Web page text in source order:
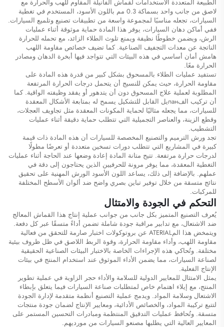
الطبيعة المتعددة الاستخدامات لقماش الفانيلة المقاوم للهب والحرارة مع
لاصق من جانب واحد بسماكة 0.3 مم باللون الأسود، المستخدم في تغطية
السيارات، تجعله مناسبًا لمجموعة واسعة من تطبيقات تصنيع وتلميع السيارات.
ففي أماكن دهان السيارات، يوفر هذا المادة حماية موثوقة أثناء عمليات
الرش، ويضمن خطوطًا نظيفة ويمنع تلوث الطلاء الزائد، مع تحمله للحرارة
الناتجة عن معدات التجفيف الصناعية. كما تضيف خصائص مقاومة اللهب
هامش أمان أساسي في هذه البيئات التي تتواجد فيها أبخرة الدهان ومصادر
الحرارة معًا.
تستفيد عمليات الطلاء بالمسحوق بشكل كبير من قدرة هذه المادة على
مقاومة الحرارة، حيث يمكن للنسيج أن يتحمل درجات الحرارة المرتفعة
المطلوبة لعملية علاج المسحوق دون أن يتدهور أو يفقد وظيفته الواقية. كما
أن تركيب الفланيل القابل للتشكيل يسمح له بمتابعة الأشكال المعقدة
للسيارات، مما يجعله مثاليًا لحماية المكونات المعقدة مثل تجاويف العجلات،
وقطع الزينة، والعناصر التجميلية التي تتطلب حماية دقيقة أثناء عمليات
التشطيب.
تجد ورش الترميم والتصنيع المخصصة للسيارات أن هذه المادة ذات قيمة
كبيرة في المشاريع التي تتطلب دورات تسخين متعددة أو تعرضًا مطولًا
لدرجات حرارة مرتفعة. تتيح متانة المادة إعادة وضعها عند الحاجة أثناء عمليات
التغطية المعقدة، مما يوفر مرونة للحرفيين الذين يحتاجون إلى دقة في
عملهم. بالإضافة إلى ذلك، يساعد اللون الأسود الورش المهنية على تحقيق
نتائج متسقة من خلال توفير تباين بصري واضح ضد ألوان الأسطح المختلفة
للمركبات.
التحكم في الجودة والامتثال
يُعرف التصنيع المتميز بكل جانب من جوانب عملية إنتاج هذا القماش المعالج
ضد الاشتعال، مع تدابير مراقبة جودة شاملة تضمن أداءً متسقًا عبر كل دفعة.
ويتمخض هذا المATERIAL عن بروتوكولات اختبار صارمة للتحقق من فعالية
مقاومة اللهب، وأداء مقاومة الحرارة، وقوة الربط اللاصق في ظل ظروف بيئية
مختلفة. وتُحاكي هذه الإجراءات الخاصة بالاختبار البيئات الصناعية الحقيقية
لصناعة السيارات، مما يضمن الأداء الموثوق عند استخدام المنتج في بيئات
الإنتاج الفعلية.
يمثل الامتثال للمعايير الدولية للسلامة والأداء حجر الزاوية في عملية تطوير
المنتج، مع إيلاء اهتمام خاص لمتطلبات صناعة السيارات فيما يتعلق بإبطاء
الاشتعال وسلامة المواد. ويدمج عملية التصنيع أنظمة متقدمة لإدارة الجودة
لتتبع تركيبة المواد، والخصائص الأدائية، ومعايير الإنتاج لضمان جودة منتجات
متسقة. وتُحافظ عمليات التدقيق المنتظمة ومبادرات التحسين المستمر على
المعايير العالية التي يطلبها مصنعو السيارات من مورديهم.